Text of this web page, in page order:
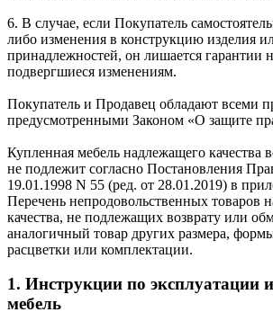
6. В случае, если Покупатель
либо изменения в конструкцию изделия
принадлежностей, он лишается гарантии
подвергшиеся изменениям.
Покупатель и Продавец обладают всеми
предусмотренными Законом «О защите
Купленная мебель надлежащего качества
не подлежит согласно Постановления
19.01.1998 N 55 (ред. от 28.01.2019) в
Перечень непродовольственных товаров
качества, не подлежащих возврату или
аналогичный товар других размера,
расцветки или комплектации.
1. Инструкции по эксплуатации
мебель